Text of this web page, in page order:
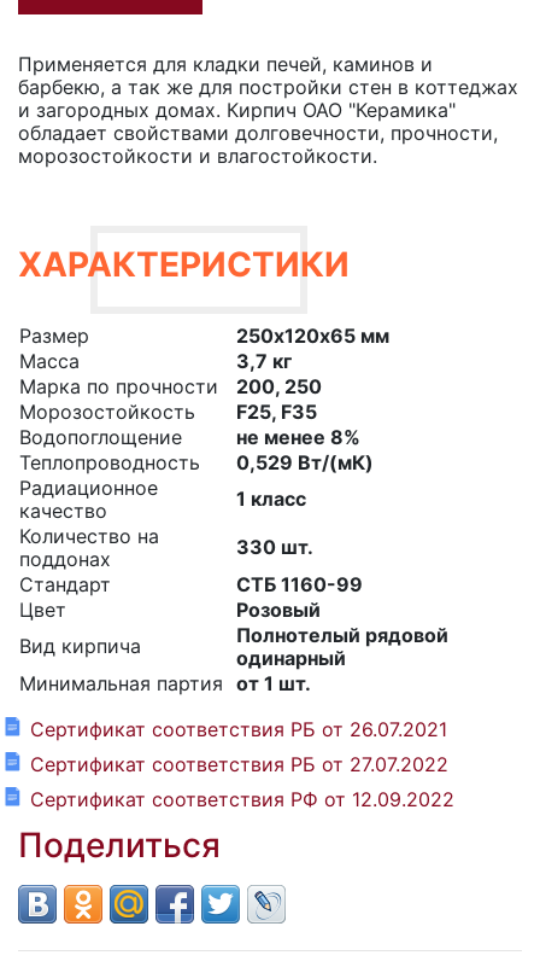
Применяется для кладки печей, каминов и
барбекю, а так же для постройки стен в коттеджах
и загородных домах. Кирпич ОАО "Керамика"
обладает свойствами долговечности, прочности,
морозостойкости и влагостойкости.
ХАРАКТЕРИСТИКИ
Размер
250х120х65 мм
Масса
3,7 кг
Марка по прочности
200, 250
Морозостойкость
F25, F35
Водопоглощение
не менее 8%
Теплопроводность
0,529 Вт/(мК)
Радиационное
качество
1 класс
Количество на
поддонах
330 шт.
Стандарт
СТБ 1160-99
Цвет
Розовый
Вид кирпича
Полнотелый рядовой
одинарный
Минимальная партия от 1 шт.
Сертификат соответствия РБ от 26.07.2021
Сертификат соответствия РБ от 27.07.2022
Сертификат соответствия РФ от 12.09.2022
Поделиться